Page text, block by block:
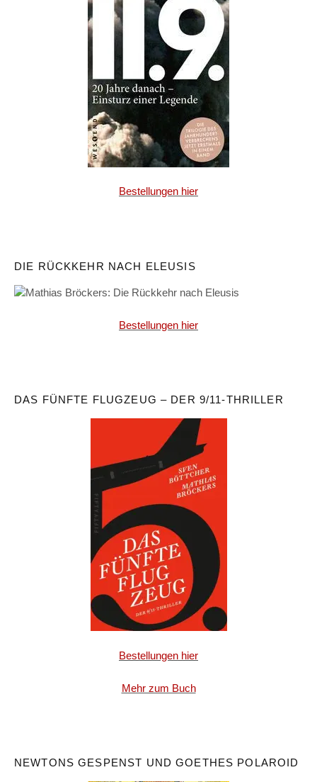
Bestellungen hier
DIE RÜCKKEHR NACH ELEUSIS
Bestellungen hier
DAS FÜNFTE FLUGZEUG – DER 9/11-THRILLER
Bestellungen hier
Mehr zum Buch
NEWTONS GESPENST UND GOETHES POLAROID